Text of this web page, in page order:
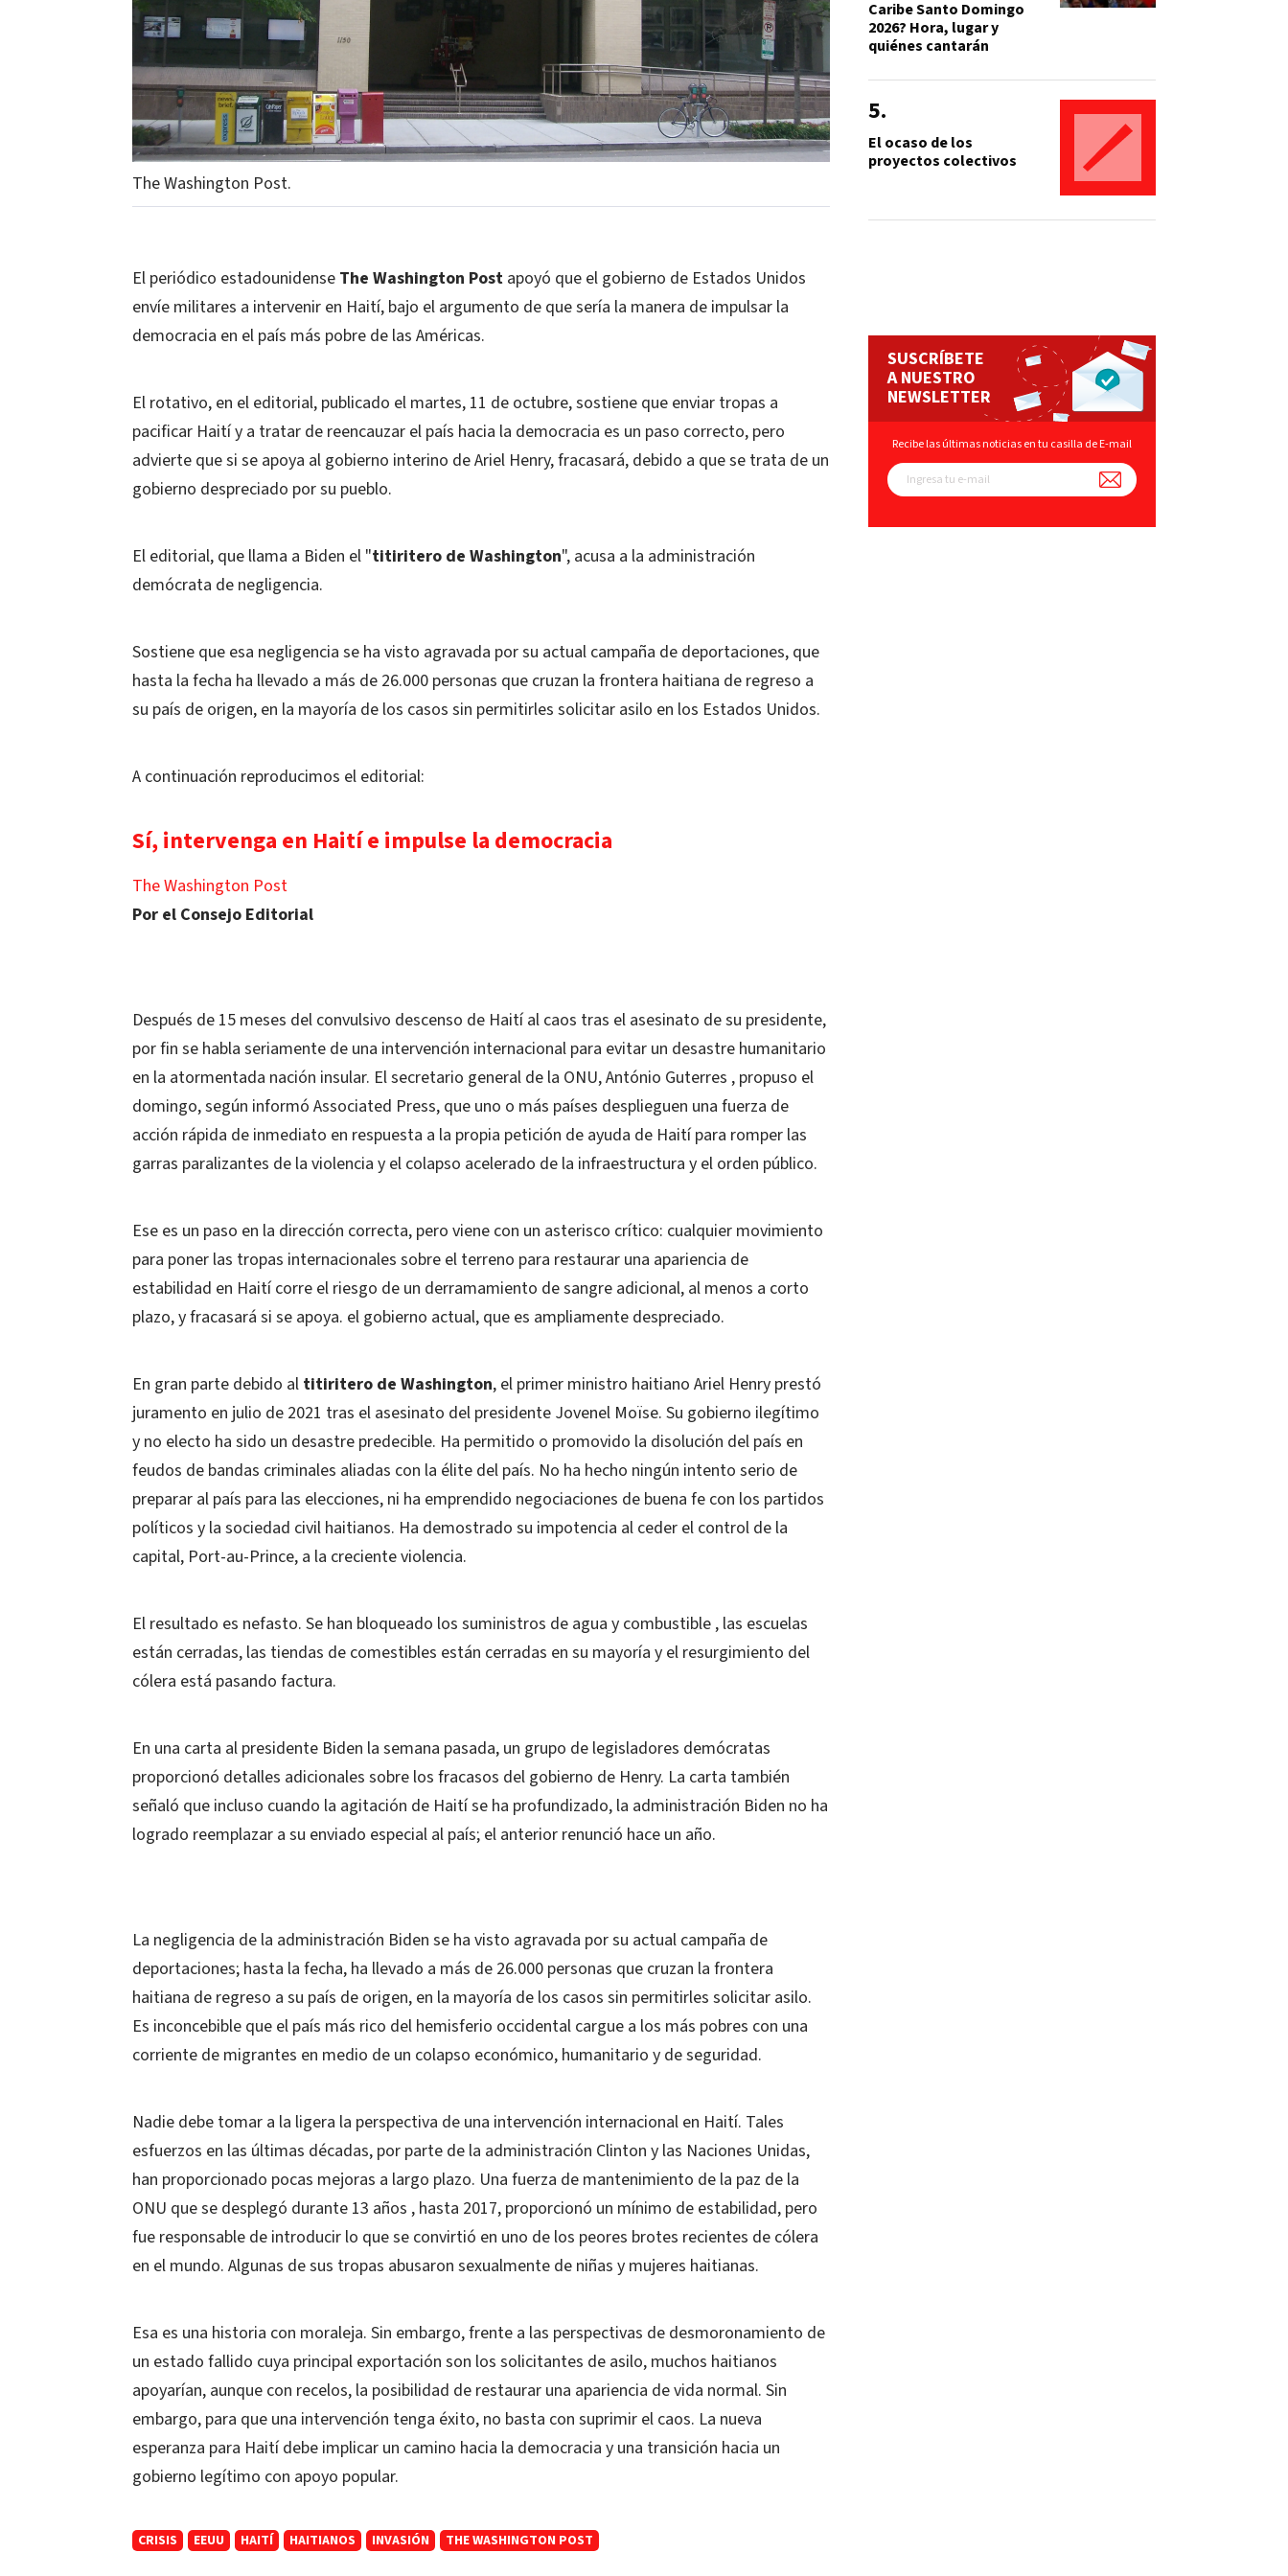
The Washington Post.
El periódico estadounidense The Washington Post apoyó que el gobierno de Estados Unidos
envíe militares a intervenir en Haití, bajo el argumento de que sería la manera de impulsar la
democracia en el país más pobre de las Américas.
El rotativo, en el editorial, publicado el martes, 11 de octubre, sostiene que enviar tropas a
pacificar Haití y a tratar de reencauzar el país hacia la democracia es un paso correcto, pero
advierte que si se apoya al gobierno interino de Ariel Henry, fracasará, debido a que se trata de un
gobierno despreciado por su pueblo.
El editorial, que llama a Biden el "titiritero de Washington", acusa a la administración
demócrata de negligencia.
Sostiene que esa negligencia se ha visto agravada por su actual campaña de deportaciones, que
hasta la fecha ha llevado a más de 26.000 personas que cruzan la frontera haitiana de regreso a
su país de origen, en la mayoría de los casos sin permitirles solicitar asilo en los Estados Unidos.
A continuación reproducimos el editorial:
Sí, intervenga en Haití e impulse la democracia
The Washington Post
Por el Consejo Editorial
Después de 15 meses del convulsivo descenso de Haití al caos tras el asesinato de su presidente,
por fin se habla seriamente de una intervención internacional para evitar un desastre humanitario
en la atormentada nación insular. El secretario general de la ONU, António Guterres , propuso el
domingo, según informó Associated Press, que uno o más países desplieguen una fuerza de
acción rápida de inmediato en respuesta a la propia petición de ayuda de Haití para romper las
garras paralizantes de la violencia y el colapso acelerado de la infraestructura y el orden público.
Ese es un paso en la dirección correcta, pero viene con un asterisco crítico: cualquier movimiento
para poner las tropas internacionales sobre el terreno para restaurar una apariencia de
estabilidad en Haití corre el riesgo de un derramamiento de sangre adicional, al menos a corto
plazo, y fracasará si se apoya. el gobierno actual, que es ampliamente despreciado.
En gran parte debido al titiritero de Washington, el primer ministro haitiano Ariel Henry prestó
juramento en julio de 2021 tras el asesinato del presidente Jovenel Moïse. Su gobierno ilegítimo
y no electo ha sido un desastre predecible. Ha permitido o promovido la disolución del país en
feudos de bandas criminales aliadas con la élite del país. No ha hecho ningún intento serio de
preparar al país para las elecciones, ni ha emprendido negociaciones de buena fe con los partidos
políticos y la sociedad civil haitianos. Ha demostrado su impotencia al ceder el control de la
capital, Port-au-Prince, a la creciente violencia.
El resultado es nefasto. Se han bloqueado los suministros de agua y combustible , las escuelas
están cerradas, las tiendas de comestibles están cerradas en su mayoría y el resurgimiento del
cólera está pasando factura.
En una carta al presidente Biden la semana pasada, un grupo de legisladores demócratas
proporcionó detalles adicionales sobre los fracasos del gobierno de Henry. La carta también
señaló que incluso cuando la agitación de Haití se ha profundizado, la administración Biden no ha
logrado reemplazar a su enviado especial al país; el anterior renunció hace un año.
La negligencia de la administración Biden se ha visto agravada por su actual campaña de
deportaciones; hasta la fecha, ha llevado a más de 26.000 personas que cruzan la frontera
haitiana de regreso a su país de origen, en la mayoría de los casos sin permitirles solicitar asilo.
Es inconcebible que el país más rico del hemisferio occidental cargue a los más pobres con una
corriente de migrantes en medio de un colapso económico, humanitario y de seguridad.
Nadie debe tomar a la ligera la perspectiva de una intervención internacional en Haití. Tales
esfuerzos en las últimas décadas, por parte de la administración Clinton y las Naciones Unidas,
han proporcionado pocas mejoras a largo plazo. Una fuerza de mantenimiento de la paz de la
ONU que se desplegó durante 13 años , hasta 2017, proporcionó un mínimo de estabilidad, pero
fue responsable de introducir lo que se convirtió en uno de los peores brotes recientes de cólera
en el mundo. Algunas de sus tropas abusaron sexualmente de niñas y mujeres haitianas.
Esa es una historia con moraleja. Sin embargo, frente a las perspectivas de desmoronamiento de
un estado fallido cuya principal exportación son los solicitantes de asilo, muchos haitianos
apoyarían, aunque con recelos, la posibilidad de restaurar una apariencia de vida normal. Sin
embargo, para que una intervención tenga éxito, no basta con suprimir el caos. La nueva
esperanza para Haití debe implicar un camino hacia la democracia y una transición hacia un
gobierno legítimo con apoyo popular.
CRISIS EEUU HAITÍ HAITIANOS INVASIÓN THE WASHINGTON POST
Caribe Santo Domingo
2026? Hora, lugar y
quiénes cantarán
El ocaso de los
proyectos colectivos
SUSCRÍBETE
A NUESTRO
NEWSLETTER
Recibe las últimas noticias en tu casilla de E-mail